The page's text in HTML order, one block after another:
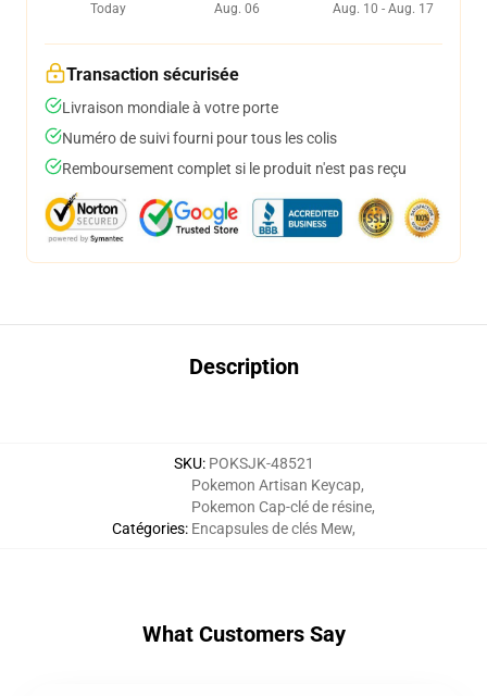
Today
Aug. 06
Aug. 10 - Aug. 17
Transaction sécurisée
Livraison mondiale à votre porte
Numéro de suivi fourni pour tous les colis
Remboursement complet si le produit n'est pas reçu
Description
SKU: POKSJK-48521
Catégories:
Pokemon Artisan Keycap,
Pokemon Cap-clé de résine,
Encapsules de clés Mew,
What Customers Say